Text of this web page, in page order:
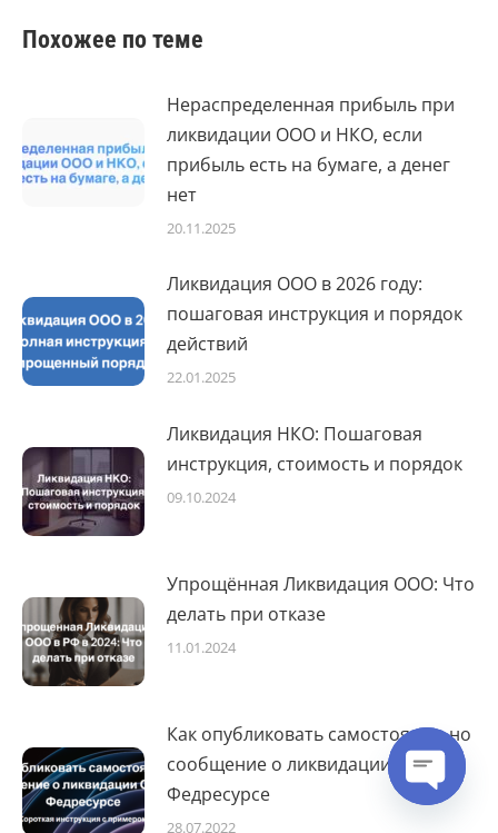
Похожее по теме
Нераспределенная прибыль при
ликвидации ООО и НКО, если
прибыль есть на бумаге, а денег
нет
20.11.2025
Ликвидация ООО в 2026 году:
пошаговая инструкция и порядок
действий
22.01.2025
Ликвидация НКО: Пошаговая
инструкция, стоимость и порядок
09.10.2024
Упрощённая Ликвидация ООО: Что
делать при отказе
11.01.2024
Как опубликовать самостоятельно
сообщение о ликвидации ООО на
Федресурсе
28.07.2022